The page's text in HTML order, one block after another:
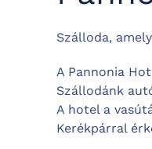
Szálloda,
A Pannonia
Szállodánk
A hotel a
Kerékpárral